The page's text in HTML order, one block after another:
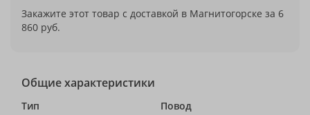
Закажите этот товар с доставкой в Магнитогорске за 6
860 руб.
Общие характеристики
Тип
Повод